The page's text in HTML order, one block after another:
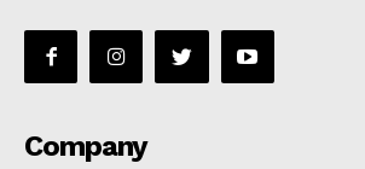
Company